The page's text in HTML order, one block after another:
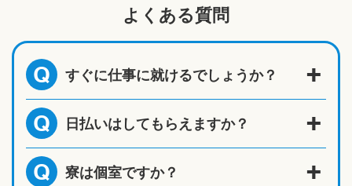
よくある質問
Q すぐに仕事に就けるでしょうか？
Q 日払いはしてもらえますか？
Q 寮は個室ですか？